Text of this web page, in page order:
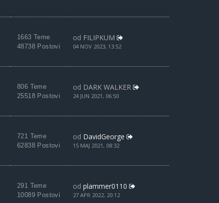
1663 Teme
48738 Postovi
od FILIPKUM
04 NOV 2023, 13:52
806 Teme
25518 Postovi
od DARK WALKER
24 JUN 2021, 06:50
721 Teme
62838 Postovi
od DavidGeorge
15 MAJ 2021, 08:32
291 Teme
10089 Postovi
od plammer0110
27 APR 2022, 20:12